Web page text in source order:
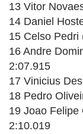
13 Vitor
14 Daniel
15 Celso Pedri
16 Andre
2:07.915
17 Vinicius
18 Pedro
19 Joao Felipe
2:10.019